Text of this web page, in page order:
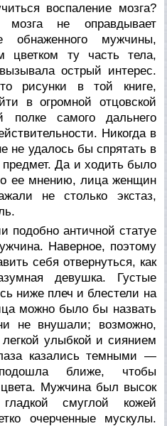
воспаление мозга?
не оправдывает
обнаженного мужчины,
цветком ту часть тела,
острый интерес.
рисунки в той книге,
в огромной отцовской
полке самого дальнего
Никогда в
не удалось бы спрятать в
Да и ходить было
ее мнению, лица женщин
не столько экстаз,
подобно античной статуе
Наверное, поэтому
себя отвернуться, как
девушка. Густые
ниже плеч и блестели на
можно было бы назвать
не внушали; возможно,
улыбкой и сиянием
казались темными —
ближе, чтобы
цвета. Мужчина был высок
смуглой кожей
очерченные мускулы.